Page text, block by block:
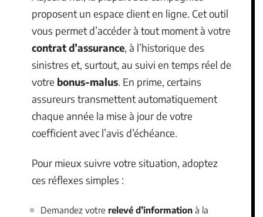
proposent un espace client en ligne. Cet outil
vous permet d’accéder à tout moment à votre
contrat d’assurance, à l’historique des
sinistres et, surtout, au suivi en temps réel de
votre bonus-malus. En prime, certains
assureurs transmettent automatiquement
chaque année la mise à jour de votre
coefficient avec l’avis d’échéance.
Pour mieux suivre votre situation, adoptez
ces réflexes simples :
Demandez votre relevé d’information à la